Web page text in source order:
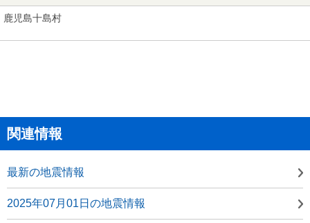
鹿児島十島村
関連情報
最新の地震情報
2025年07月01日の地震情報